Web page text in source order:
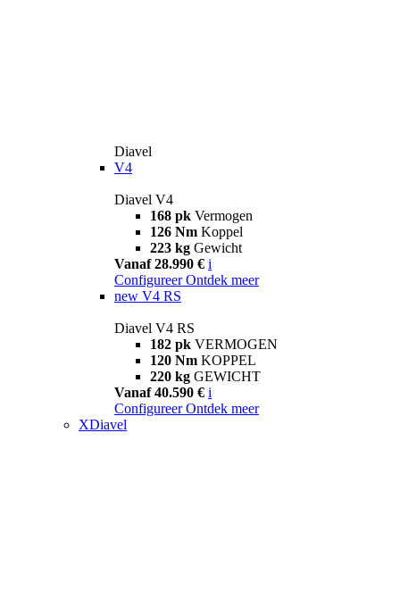
Diavel
V4
Diavel V4
168 pk Vermogen
126 Nm Koppel
223 kg Gewicht
Vanaf 28.990 € i
Configureer Ontdek meer
new V4 RS
Diavel V4 RS
182 pk VERMOGEN
120 Nm KOPPEL
220 kg GEWICHT
Vanaf 40.590 € i
Configureer Ontdek meer
XDiavel